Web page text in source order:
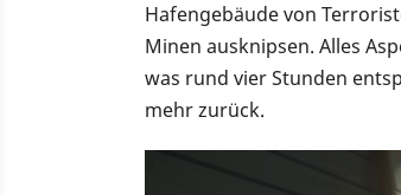
Hafengebäude von
Minen ausknipsen. Alles
was rund vier Stunden
mehr zurück.